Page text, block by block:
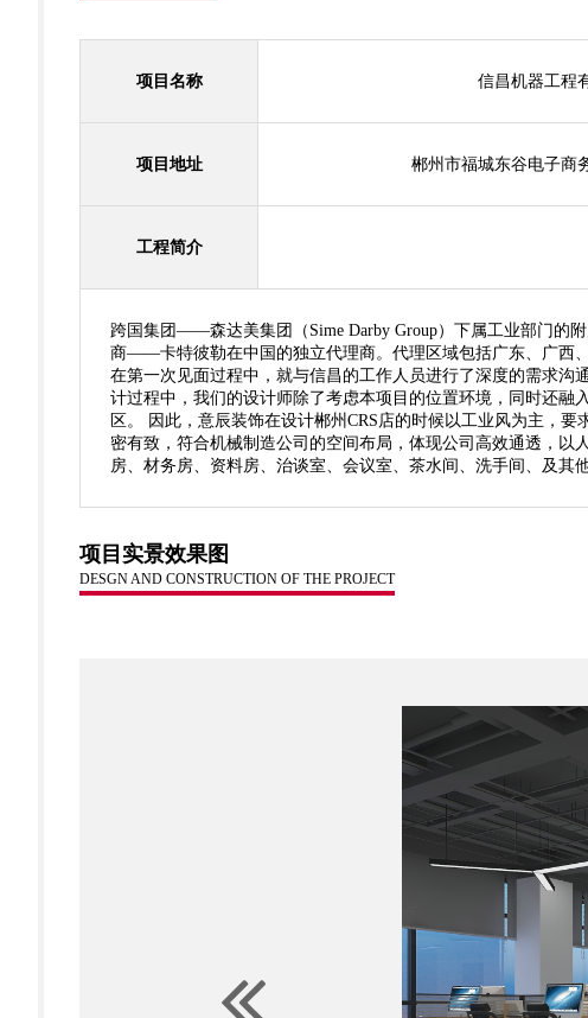
项目名称 信昌机器工程
项目地址 郴州市福城东谷电子商
工程简介
跨国集团——森达美集团（Sime Darby Group）下属工业部门的
商——卡特彼勒在中国的独立代理商。代理区域包括广东、广西
在第一次见面过程中，就与信昌的工作人员进行了深度的需求
计过程中，我们的设计师除了考虑本项目的位置环境，同时还
区。 因此，意辰装饰在设计郴州CRS店的时候以工业风为主，
密有致，符合机械制造公司的空间布局，体现公司高效通透，以
房、材务房、资料房、治谈室、会议室、茶水间、洗手间、及其
项目实景效果图
DESGN AND CONSTRUCTION OF THE PROJECT